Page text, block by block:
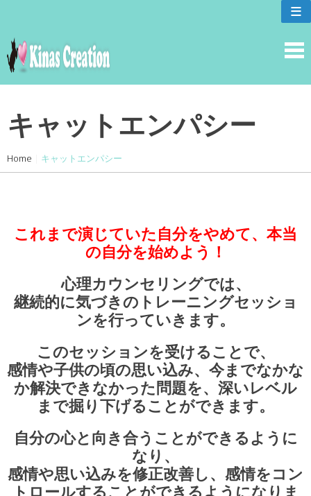
content
≡
キャットエンパシー
Home キャットエンパシー
これまで演じていた自分をやめて、本当
の自分を始めよう！
心理カウンセリングでは、
継続的に気づきのトレーニングセッショ
ンを行っていきます。
このセッションを受けることで、
感情や子供の頃の思い込み、今までなかな
か解決できなかった問題を、深いレベル
まで掘り下げることができます。
自分の心と向き合うことができるように
なり、
感情や思い込みを修正改善し、感情をコン
トロールすることができるようになりま